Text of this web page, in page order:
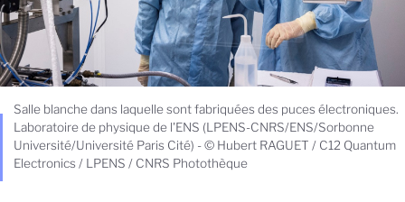
Salle blanche dans laquelle sont fabriquées des puces électroniques.
Laboratoire de physique de l'ENS (LPENS-CNRS/ENS/Sorbonne
Université/Université Paris Cité) - © Hubert RAGUET / C12 Quantum
Electronics / LPENS / CNRS Photothèque